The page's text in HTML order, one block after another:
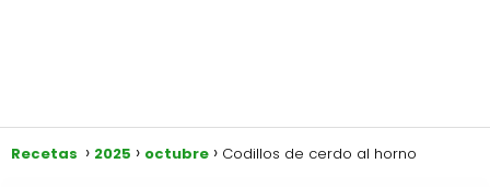
Recetas 2025 octubre Codillos de cerdo al horno